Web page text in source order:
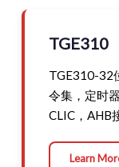
TGE310
TGE310-32
令集，定时
CLIC，AHB
Learn